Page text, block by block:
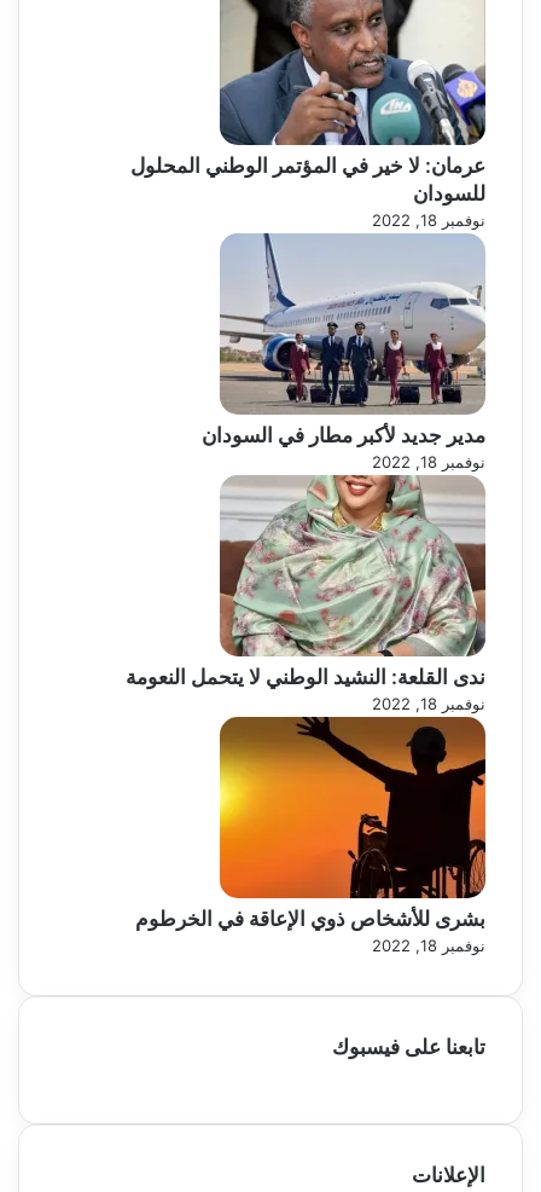
عرمان: لا خير في المؤتمر الوطني المحلول
للسودان
نوفمبر 18, 2022
مدير جديد لأكبر مطار في السودان
نوفمبر 18, 2022
ندى القلعة: النشيد الوطني لا يتحمل النعومة
نوفمبر 18, 2022
بشرى للأشخاص ذوي الإعاقة في الخرطوم
نوفمبر 18, 2022
تابعنا على فيسبوك
الإعلانات